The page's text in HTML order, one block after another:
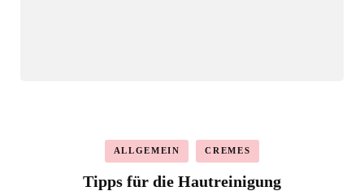
ALLGEMEIN CREMES
Tipps für die Hautreinigung